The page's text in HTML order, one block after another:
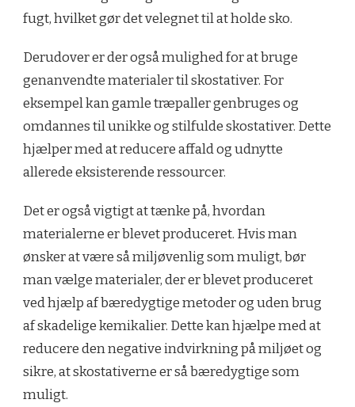
fugt, hvilket gør det velegnet til at holde sko.
Derudover er der også mulighed for at bruge
genanvendte materialer til skostativer. For
eksempel kan gamle træpaller genbruges og
omdannes til unikke og stilfulde skostativer. Dette
hjælper med at reducere affald og udnytte
allerede eksisterende ressourcer.
Det er også vigtigt at tænke på, hvordan
materialerne er blevet produceret. Hvis man
ønsker at være så miljøvenlig som muligt, bør
man vælge materialer, der er blevet produceret
ved hjælp af bæredygtige metoder og uden brug
af skadelige kemikalier. Dette kan hjælpe med at
reducere den negative indvirkning på miljøet og
sikre, at skostativerne er så bæredygtige som
muligt.